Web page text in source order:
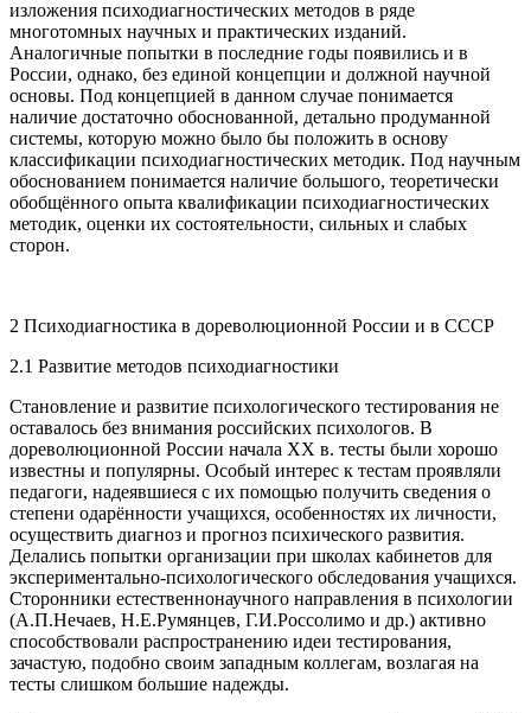
изложения психодиагностических методов в ряде
многотомных научных и практических изданий.
Аналогичные попытки в последние годы появились и в
России, однако, без единой концепции и должной научной
основы. Под концепцией в данном случае понимается
наличие достаточно обоснованной, детально продуманной
системы, которую можно было бы положить в основу
классификации психодиагностических методик. Под научным
обоснованием понимается наличие большого, теоретически
обобщённого опыта квалификации психодиагностических
методик, оценки их состоятельности, сильных и слабых
сторон.
2 Психодиагностика в дореволюционной России и в СССР
2.1 Развитие методов психодиагностики
Становление и развитие психологического тестирования не
оставалось без внимания российских психологов. В
дореволюционной России начала XX в. тесты были хорошо
известны и популярны. Особый интерес к тестам проявляли
педагоги, надеявшиеся с их помощью получить сведения о
степени одарённости учащихся, особенностях их личности,
осуществить диагноз и прогноз психического развития.
Делались попытки организации при школах кабинетов для
экспериментально-психологического обследования учащихся.
Сторонники естественнонаучного направления в психологии
(А.П.Нечаев, Н.Е.Румянцев, Г.И.Россолимо и др.) активно
способствовали распространению идеи тестирования,
зачастую, подобно своим западным коллегам, возлагая на
тесты слишком большие надежды.